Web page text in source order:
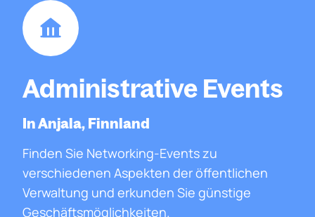
Administrative Events
In Anjala, Finnland
Finden Sie Networking-Events zu
verschiedenen Aspekten der öffentlichen
Verwaltung und erkunden Sie günstige
Geschäftsmöglichkeiten.